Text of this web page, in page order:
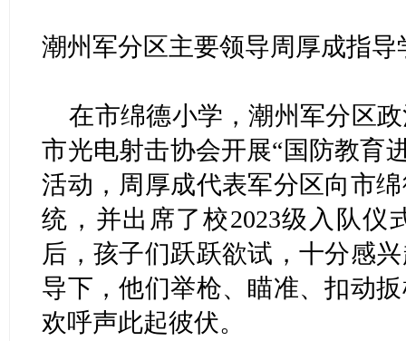
潮州军分区主要领导周厚成指导
在市绵德小学，潮州军分区
市光电射击协会开展“国防教育
活动，周厚成代表军分区向市
统，并出席了校2023级入队仪
后，孩子们跃跃欲试，十分感
导下，他们举枪、瞄准、扣动
欢呼声此起彼伏。